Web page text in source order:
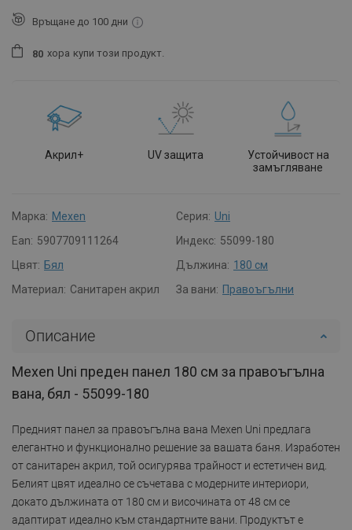
Връщане до 100 дни
80 хора купи този продукт.
Акрил+ UV защита
Устойчивост на
замъгляване
Марка: Mexen Серия: Uni
Ean: 5907709111264 Индекс: 55099-180
Цвят: Бял Дължина: 180 см
Материал: Санитарен акрил За вани: Правоъгълни
Описание
Mexen Uni преден панел 180 см за правоъгълна
вана, бял - 55099-180
Предният панел за правоъгълна вана Mexen Uni предлага
елегантно и функционално решение за вашата баня. Изработен
от санитарен акрил, той осигурява трайност и естетичен вид.
Белият цвят идеално се съчетава с модерните интериори,
докато дължината от 180 см и височината от 48 см се
адаптират идеално към стандартните вани. Продуктът е